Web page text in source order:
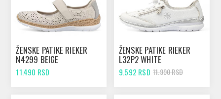
ŽENSKE PATIKE RIEKER
N4299 BEIGE
11.490 RSD
ŽENSKE PATIKE RIEKER
L32P2 WHITE
9.592 RSD 11.990 RSD